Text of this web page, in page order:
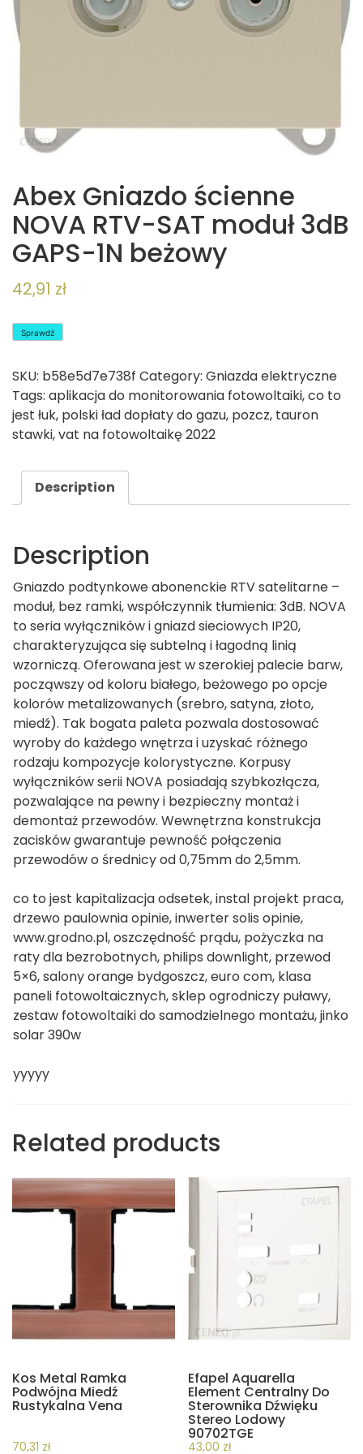
Abex Gniazdo ścienne
NOVA RTV-SAT moduł 3dB
GAPS-1N beżowy
42,91 zł
Sprawdź
SKU: b58e5d7e738f Category: Gniazda elektryczne
Tags: aplikacja do monitorowania fotowoltaiki,co to
jest łuk, polski ład dopłaty do gazu, pozcz, tauron
stawki,vat na fotowoltaikę 2022
Description
Description
Gniazdo podtynkowe abonenckie RTV satelitarne –
moduł, bez ramki, współczynnik tłumienia: 3dB. NOVA
to seria wyłączników i gniazd sieciowych IP20,
charakteryzująca się subtelną i łagodną linią
wzorniczą. Oferowana jest w szerokiej palecie barw,
począwszy od koloru białego, beżowego po opcje
kolorów metalizowanych (srebro, satyna, złoto,
miedź). Tak bogata paleta pozwala dostosować
wyroby do każdego wnętrza i uzyskać różnego
rodzaju kompozycje kolorystyczne. Korpusy
wyłączników serii NOVA posiadają szybkozłącza,
pozwalające na pewny i bezpieczny montaż i
demontaż przewodów. Wewnętrzna konstrukcja
zacisków gwarantuje pewność połączenia
przewodów o średnicy od 0,75mm do 2,5mm.
co to jest kapitalizacja odsetek, instal projekt praca,
drzewo paulownia opinie, inwerter solis opinie,
www.grodno.pl, oszczędność prądu, pożyczka na
raty dla bezrobotnych, philips downlight, przewod
5×6, salony orange bydgoszcz, euro com, klasa
paneli fotowoltaicznych, sklep ogrodniczy puławy,
zestaw fotowoltaiki do samodzielnego montażu, jinko
solar 390w
yyyyy
Related products
Kos Metal Ramka
Podwójna Miedź
Rustykalna Vena
70,31 zł
Efapel Aquarella
Element Centralny Do
Sterownika Dźwięku
Stereo Lodowy
90702TGE
43,00 zł